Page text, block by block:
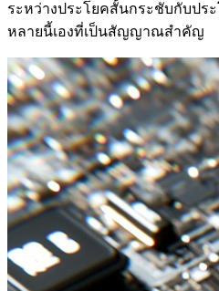
ระหว่างประโยคสั้นกระชับกับปร
หลายนี้เองที่เป็นสัญญาณสำคัญ